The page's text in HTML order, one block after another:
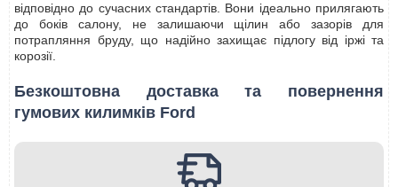
відповідно до сучасних стандартів. Вони ідеально прилягають
до боків салону, не залишаючи щілин або зазорів для
потрапляння бруду, що надійно захищає підлогу від іржі та
корозії.
Безкоштовна доставка та повернення
гумових килимків Ford